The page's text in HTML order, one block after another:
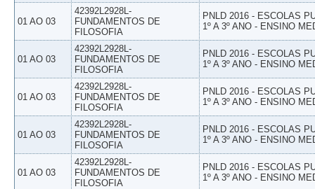
01 AO 03
42392L2928L-
FUNDAMENTOS DE
FILOSOFIA
PNLD 2016 - ESCOLAS
1º A 3º ANO - ENSINO
01 AO 03
42392L2928L-
FUNDAMENTOS DE
FILOSOFIA
PNLD 2016 - ESCOLAS
1º A 3º ANO - ENSINO
01 AO 03
42392L2928L-
FUNDAMENTOS DE
FILOSOFIA
PNLD 2016 - ESCOLAS
1º A 3º ANO - ENSINO
01 AO 03
42392L2928L-
FUNDAMENTOS DE
FILOSOFIA
PNLD 2016 - ESCOLAS
1º A 3º ANO - ENSINO
01 AO 03
42392L2928L-
FUNDAMENTOS DE
FILOSOFIA
PNLD 2016 - ESCOLAS
1º A 3º ANO - ENSINO